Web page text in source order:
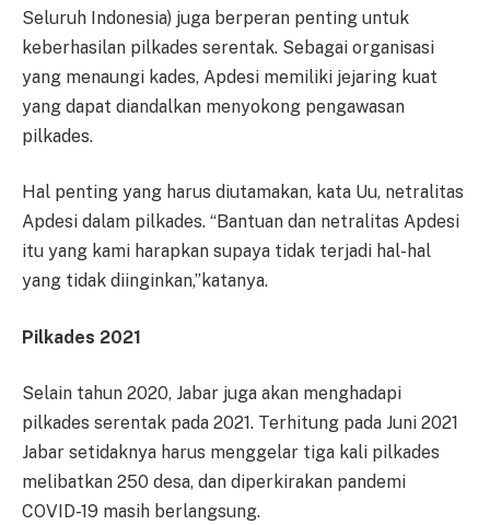
Seluruh Indonesia) juga berperan penting untuk
keberhasilan pilkades serentak. Sebagai organisasi
yang menaungi kades, Apdesi memiliki jejaring kuat
yang dapat diandalkan menyokong pengawasan
pilkades.
Hal penting yang harus diutamakan, kata Uu, netralitas
Apdesi dalam pilkades. “Bantuan dan netralitas Apdesi
itu yang kami harapkan supaya tidak terjadi hal-hal
yang tidak diinginkan,”katanya.
Pilkades 2021
Selain tahun 2020, Jabar juga akan menghadapi
pilkades serentak pada 2021. Terhitung pada Juni 2021
Jabar setidaknya harus menggelar tiga kali pilkades
melibatkan 250 desa, dan diperkirakan pandemi
COVID-19 masih berlangsung.